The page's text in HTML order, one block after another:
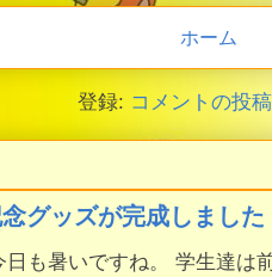
ホーム
登録: コメントの投
グッズが完成しました
日も暑いですね。 学生達は